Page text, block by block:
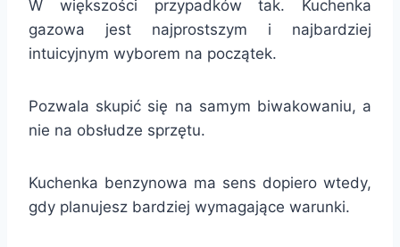
W większości przypadków tak. Kuchenka
gazowa jest najprostszym i najbardziej
intuicyjnym wyborem na początek.
Pozwala skupić się na samym biwakowaniu, a
nie na obsłudze sprzętu.
Kuchenka benzynowa ma sens dopiero wtedy,
gdy planujesz bardziej wymagające warunki.